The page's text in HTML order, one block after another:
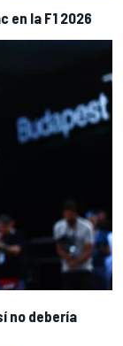
en la F1 2026
no debería